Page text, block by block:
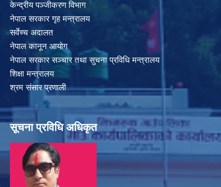
केन्द्रीय पञ्जीकरण विभाग
नेपाल सरकार गृह मन्त्रालय
सर्वेच्च अदालत
नेपाल कानून आयोग
नेपाल सरकार सञ्चार तथा सुचना प्रविधि मन्त्रालय
शिक्षा मन्त्रालय
श्रम संसार प्रणाली
सूचना प्रविधि अधिकृत